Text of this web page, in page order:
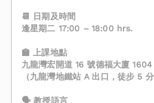
📆 日期及時間
逢星期二 17:00 – 18:00 hrs.
🏫 上課地點
九龍灣宏開道 16 號德福大廈
（九龍灣地鐵站 A 出口，徒步 5
🗣️ 教授語言